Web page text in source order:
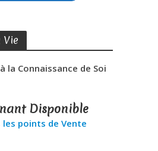
Vie
la Connaissance de Soi
Disponible
points de Vente